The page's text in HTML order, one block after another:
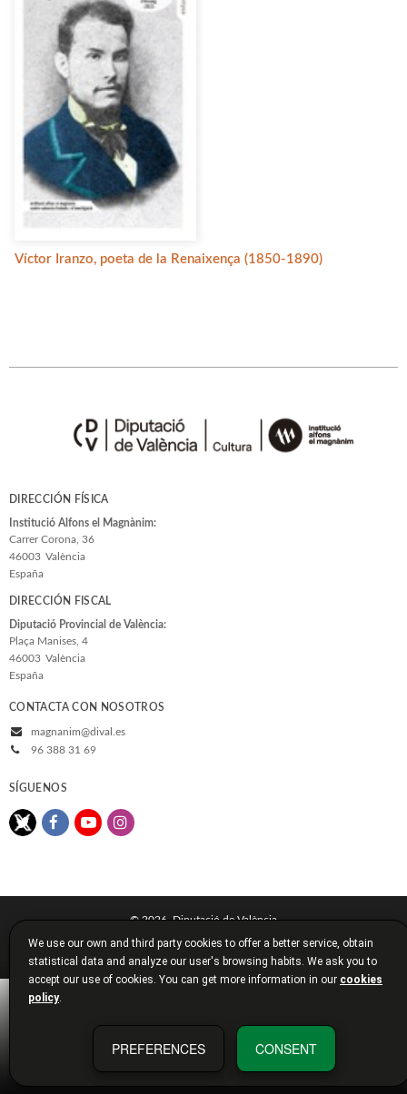
Víctor Iranzo, poeta de la Renaixença (1850-1890)
DIRECCIÓN FÍSICA
Institució Alfons el Magnànim:
Carrer Corona, 36
46003 València
España
DIRECCIÓN FISCAL
Diputació Provincial de València:
Plaça Manises, 4
46003 València
España
CONTACTA CON NOSOTROS
magnanim@dival.es
96 388 31 69
SÍGUENOS
© 2026, Diputació de València
Aviso legal Política de cookies
Política de privacidad
Condiciones de compra
Diputación de Valencia
We use our own and third party cookies to offer a better service, obtain
statistical data and analyze our user's browsing habits. We ask you to
accept our use of cookies. You can get more information in our cookies
policy.
PREFERENCES CONSENT